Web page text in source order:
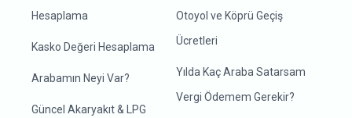
Hesaplama
Kasko Değeri Hesaplama
Arabamın Neyi Var?
Güncel Akaryakıt & LPG
Otoyol ve Köprü Geçiş
Ücretleri
Yılda Kaç Araba Satarsam
Vergi Ödemem Gerekir?